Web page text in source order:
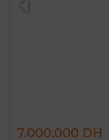
7.000.000 DH